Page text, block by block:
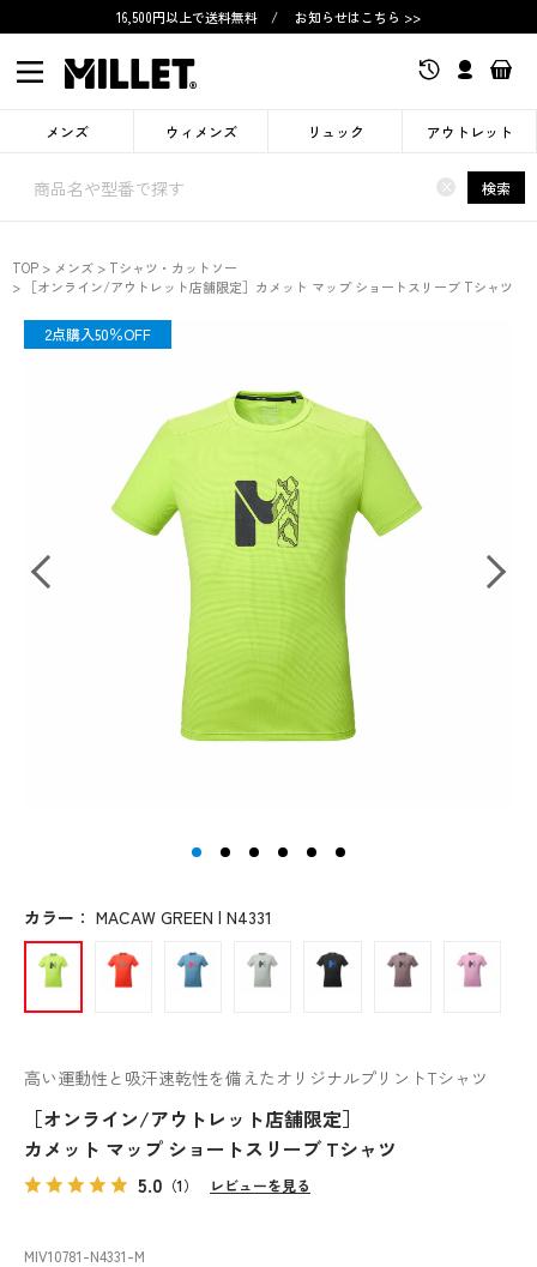
16,500円以上で送料無料 / お知らせはこちら >>
メンズ ウィメンズ リュック アウトレット
× 検索
TOP メンズ
Tシャツ・カットソー
［オンライン/アウトレット店舗限定］カメット マップ ショートスリーブ Tシャツ
高い運動性と吸汗速乾性を備えたオリジナルプリントTシャツ
［オンライン/アウトレット店舗限定］
カメット マップ ショートスリーブ Tシャツ
5.0 （1） レビューを見る
MIV10781-N4331-M
SALE
2点購入50％OFF
カラー ： MACAW GREEN | N4331